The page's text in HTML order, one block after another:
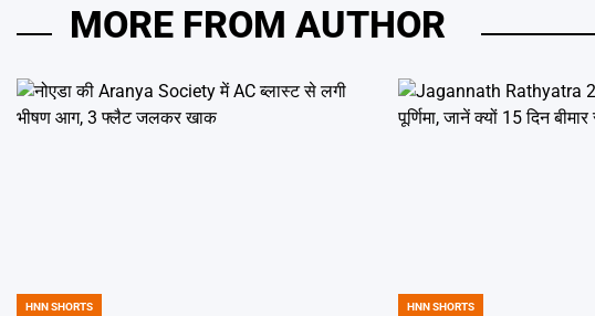
MORE FROM AUTHOR
POSTED
HNN SHORTS
POSTED
HNN SHORTS